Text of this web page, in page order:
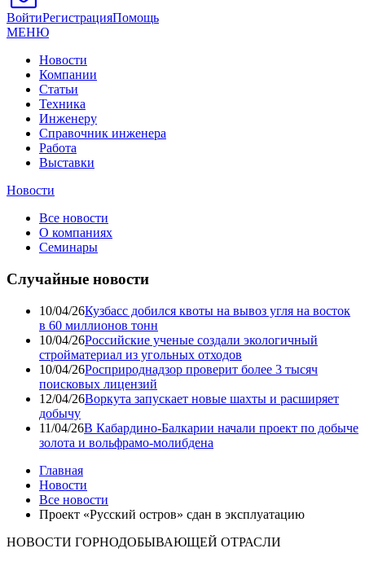
ВойтиРегистрацияПомощь
МЕНЮ
Новости
Компании
Статьи
Техника
Инженеру
Справочник инженера
Работа
Выставки
Новости
Все новости
О компаниях
Семинары
Случайные новости
10/04/26Кузбасс добился квоты на вывоз угля на восток
в 60 миллионов тонн
10/04/26Российские ученые создали экологичный
стройматериал из угольных отходов
10/04/26Росприроднадзор проверит более 3 тысяч
поисковых лицензий
12/04/26Воркута запускает новые шахты и расширяет
добычу
11/04/26В Кабардино-Балкарии начали проект по добыче
золота и вольфрамо-молибдена
Главная
Новости
Все новости
Проект «Русский остров» сдан в эксплуатацию
НОВОСТИ ГОРНОДОБЫВАЮЩЕЙ ОТРАСЛИ